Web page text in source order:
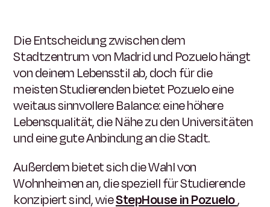
Die Entscheidung zwischen dem
Stadtzentrum von Madrid und Pozuelo hängt
von deinem Lebensstil ab, doch für die
meisten Studierenden bietet Pozuelo eine
weitaus sinnvollere Balance: eine höhere
Lebensqualität, die Nähe zu den Universitäten
und eine gute Anbindung an die Stadt.
Außerdem bietet sich die Wahl von
Wohnheimen an, die speziell für Studierende
konzipiert sind, wieStepHouse in Pozuelo,